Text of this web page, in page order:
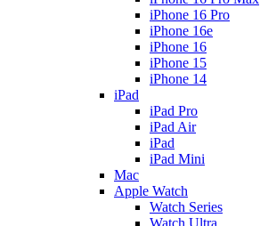
iPhone 16 Pro
iPhone 16e
iPhone 16
iPhone 15
iPhone 14
iPad
iPad Pro
iPad Air
iPad
iPad Mini
Mac
Apple Watch
Watch Series
Watch Ultra